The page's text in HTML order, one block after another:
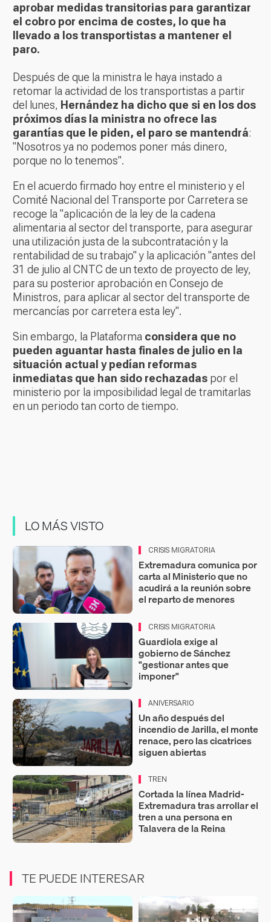
aprobar medidas transitorias para garantizar
el cobro por encima de costes, lo que ha
llevado a los transportistas a mantener el
paro.
Después de que la ministra le haya instado a
retomar la actividad de los transportistas a partir
del lunes, Hernández ha dicho que si en los dos
próximos días la ministra no ofrece las
garantías que le piden, el paro se mantendrá:
"Nosotros ya no podemos poner más dinero,
porque no lo tenemos".
En el acuerdo firmado hoy entre el ministerio y el
Comité Nacional del Transporte por Carretera se
recoge la "aplicación de la ley de la cadena
alimentaria al sector del transporte, para asegurar
una utilización justa de la subcontratación y la
rentabilidad de su trabajo" y la aplicación "antes del
31 de julio al CNTC de un texto de proyecto de ley,
para su posterior aprobación en Consejo de
Ministros, para aplicar al sector del transporte de
mercancías por carretera esta ley".
Sin embargo, la Plataforma considera que no
pueden aguantar hasta finales de julio en la
situación actual y pedían reformas
inmediatas que han sido rechazadas por el
ministerio por la imposibilidad legal de tramitarlas
en un periodo tan corto de tiempo.
LO MÁS VISTO
CRISIS MIGRATORIA
Extremadura comunica por
carta al Ministerio que no
acudirá a la reunión sobre
el reparto de menores
CRISIS MIGRATORIA
Guardiola exige al
gobierno de Sánchez
"gestionar antes que
imponer"
ANIVERSARIO
Un año después del
incendio de Jarilla, el monte
renace, pero las cicatrices
siguen abiertas
TREN
Cortada la línea Madrid-
Extremadura tras arrollar el
tren a una persona en
Talavera de la Reina
TE PUEDE INTERESAR